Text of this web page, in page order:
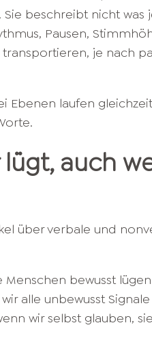
. Sie beschreibt nicht was
Pausen,
je nach
Ebenen laufen
auch
über verbale und
bewusst
alle unbewusst
wir selbst glauben,